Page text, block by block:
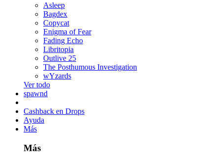
Asleep
Bagdex
Copycat
Enigma of Fear
Fading Echo
Libritopia
Outlive 25
The Posthumous Investigation
wYzards
Ver todo
spawnd
Cashback en Drops
Ayuda
Más
Más